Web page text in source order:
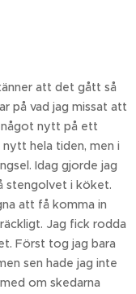
att det gått så
på vad jag missat att
något nytt på ett
hela tiden, men i
Idag gjorde jag
stengolvet i köket.
att få komma in
Jag fick rodda
Först tog jag bara
sen hade jag inte
om skedarna